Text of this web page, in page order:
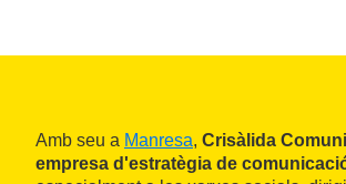
Amb seu a Manresa, Crisàlida
empresa d'estratègia de